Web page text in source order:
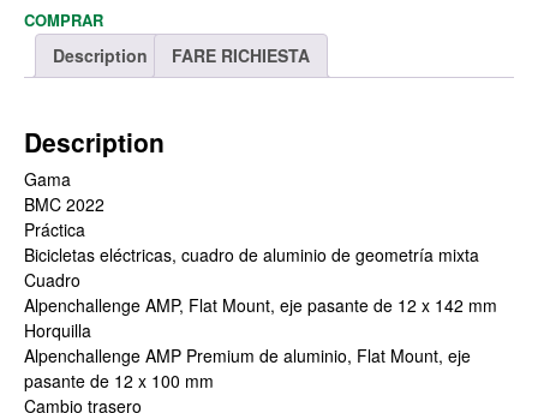
COMPRAR
Description FARE RICHIESTA
Description
Gama
BMC 2022
Práctica
Bicicletas eléctricas, cuadro de aluminio de geometría mixta
Cuadro
Alpenchallenge AMP, Flat Mount, eje pasante de 12 x 142 mm
Horquilla
Alpenchallenge AMP Premium de aluminio, Flat Mount, eje
pasante de 12 x 100 mm
Cambio trasero